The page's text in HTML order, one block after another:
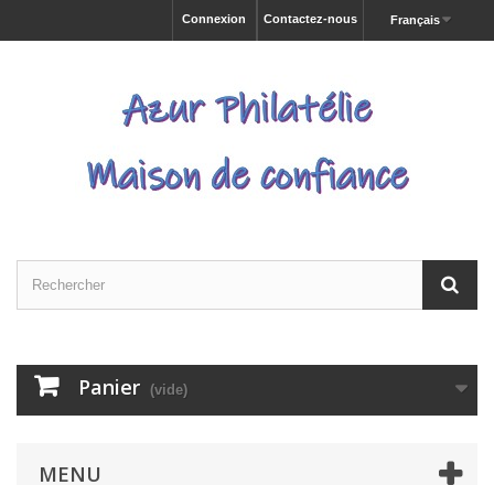
Français
Contactez-nous
Connexion
Panier (vide)
MENU